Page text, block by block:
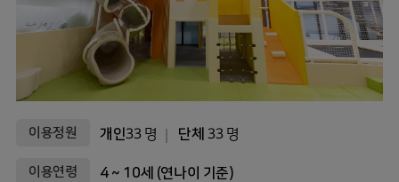
이용정원 개인33 명 단체 33 명
이용연령 4 ~ 10세 (연나이 기준)